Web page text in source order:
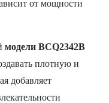
от мощности
модели BCQ2342B
плотную и
добавляет